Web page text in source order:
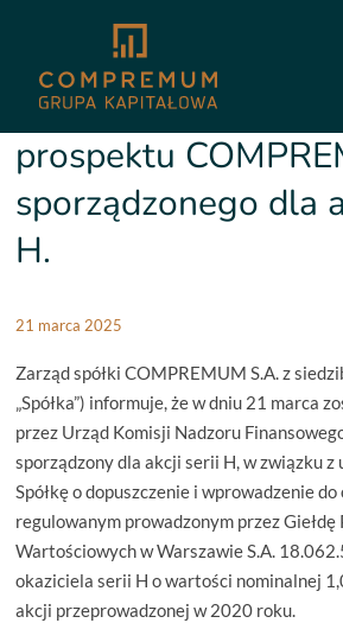
Relacje inwestorskie
COMPREMUM S.A. sporządzonego dla akcji serii H.
3/2025:
prospektu
sporządzonego dla
H.
21 marca 2025
Zarząd spółki COMPREMUM S.A. z
„Spółka”) informuje, że w dniu 21 marca
przez Urząd Komisji Nadzoru
sporządzony dla akcji serii H, w związku z
Spółkę o dopuszczenie i wprowadzenie
regulowanym prowadzonym przez Giełdę
Wartościowych w Warszawie S.A.
okaziciela serii H o wartości nominalnej
akcji przeprowadzonej w 2020 roku.